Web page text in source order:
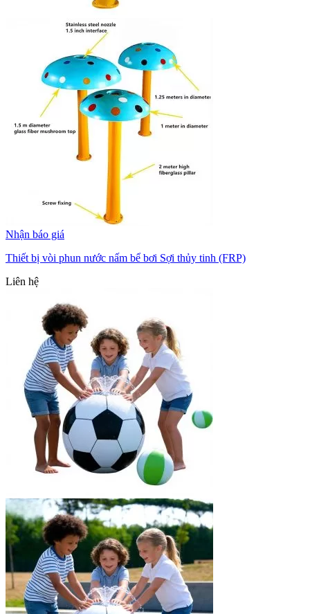
Nhận báo giá
Thiết bị vòi phun nước nấm bể bơi Sợi thủy tinh (FRP)
Liên hệ